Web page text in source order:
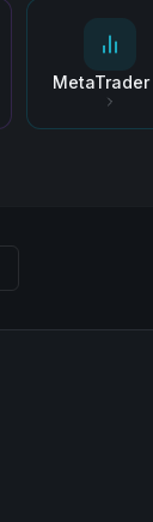
MetaTrader